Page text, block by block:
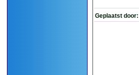
Geplaatst door: